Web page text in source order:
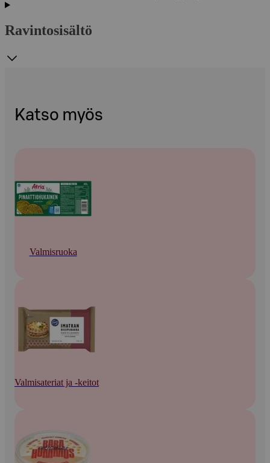
Ravintosisältö
Katso myös
Valmisruoka
Valmisateriat ja -keitot